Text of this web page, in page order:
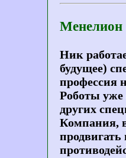
Менелион
Ник
будущее)
профессия
Роботы уже
других
Компания,